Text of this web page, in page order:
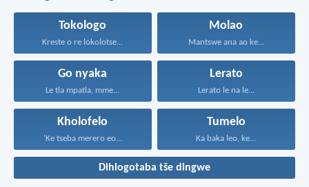
Tokologo
Kreste o re lokolotse...
Molao
Mantswe ana ao ke...
Go nyaka
Le tla mpatla, mme...
Lerato
Lerato le na le...
Kholofelo
‘Ke tseba merero eo...
Tumelo
Ka baka leo, ke...
Dihlogotaba tše dingwe